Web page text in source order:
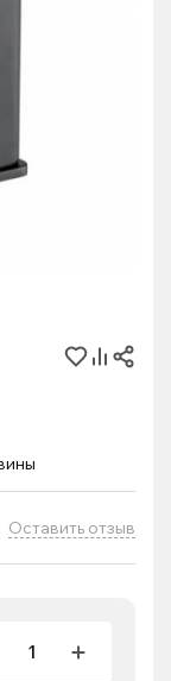
Оставить отзыв